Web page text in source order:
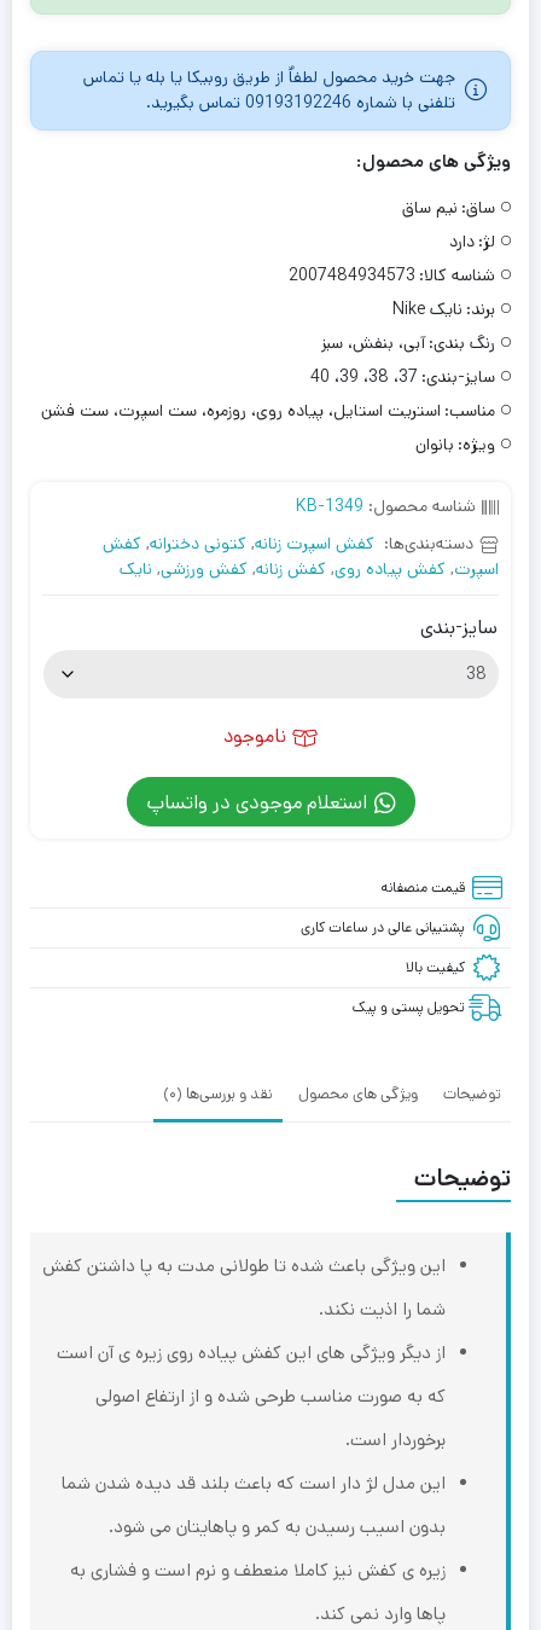
جهت خرید محصول لطفاٌ از طریق روبیکا یا بله یا تماس
تلفنی با شماره 09193192246 تماس بگیرید.
ویژگی های محصول:
ساق: نیم ساق
لژ: دارد
شناسه کالا: 2007484934573
برند: نایک Nike
رنگ بندی: آبی، بنفش، سبز
سایز-بندی: 37، 38، 39، 40
مناسب: استریت استایل، پیاده روی، روزمره، ست اسپرت، ست فشن
ویژه: بانوان
شناسه محصول: KB-1349
دسته‌بندی‌ها: کفش اسپرت زنانه, کتونی دخترانه, کفش
اسپرت, کفش پیاده روی, کفش زنانه, کفش ورزشی, نایک
سایز-بندی
ناموجود
استعلام موجودی در واتساپ
قیمت منصفانه
پشتیبانی عالی در ساعات کاری
کیفیت بالا
تحویل پستی و پیک
توضیحات ویژگی های محصول نقد و بررسی‌ها (0)
توضیحات
این ویژگی باعث شده تا طولانی مدت به پا داشتن کفش
شما را اذیت نکند.
از دیگر ویژگی های این کفش پیاده روی زیره ی آن است
که به صورت مناسب طرحی شده و از ارتفاع اصولی
برخوردار است.
این مدل لژ دار است که باعث بلند قد دیده شدن شما
بدون اسیب رسیدن به کمر و پاهایتان می شود.
زیره ی کفش نیز کاملا منعطف و نرم است و فشاری به
پاها وارد نمی کند.